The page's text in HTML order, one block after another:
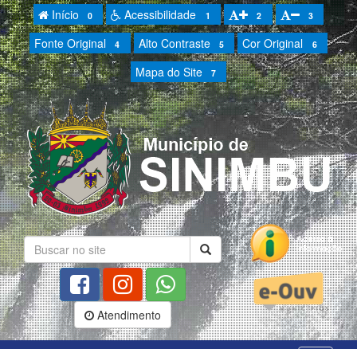
Início 0 Acessibilidade 1 2 3
Fonte Original 4 Alto Contraste 5 Cor Original 6
Mapa do Site 7
Atendimento